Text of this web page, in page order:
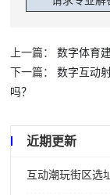
上一篇：
数字体育
下一篇：
数字互动
吗？
近期更新
互动潮玩街区选